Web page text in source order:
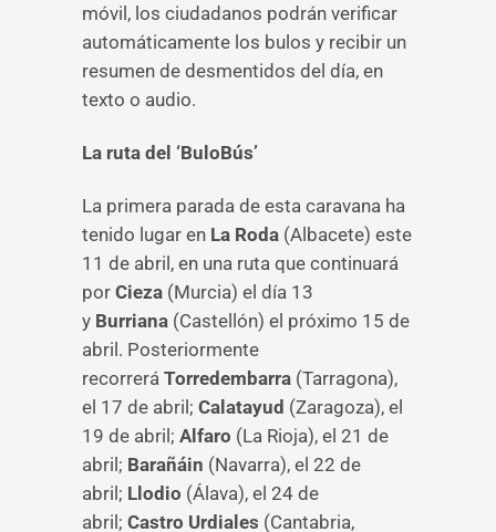
móvil, los ciudadanos podrán verificar
automáticamente los bulos y recibir un
resumen de desmentidos del día, en
texto o audio.
La ruta del ‘BuloBús’
La primera parada de esta caravana ha
tenido lugar en La Roda (Albacete) este
11 de abril, en una ruta que continuará
por Cieza (Murcia) el día 13
y Burriana (Castellón) el próximo 15 de
abril. Posteriormente
recorrerá Torredembarra (Tarragona),
el 17 de abril; Calatayud (Zaragoza), el
19 de abril; Alfaro (La Rioja), el 21 de
abril; Barañáin (Navarra), el 22 de
abril; Llodio (Álava), el 24 de
abril; Castro Urdiales (Cantabria,